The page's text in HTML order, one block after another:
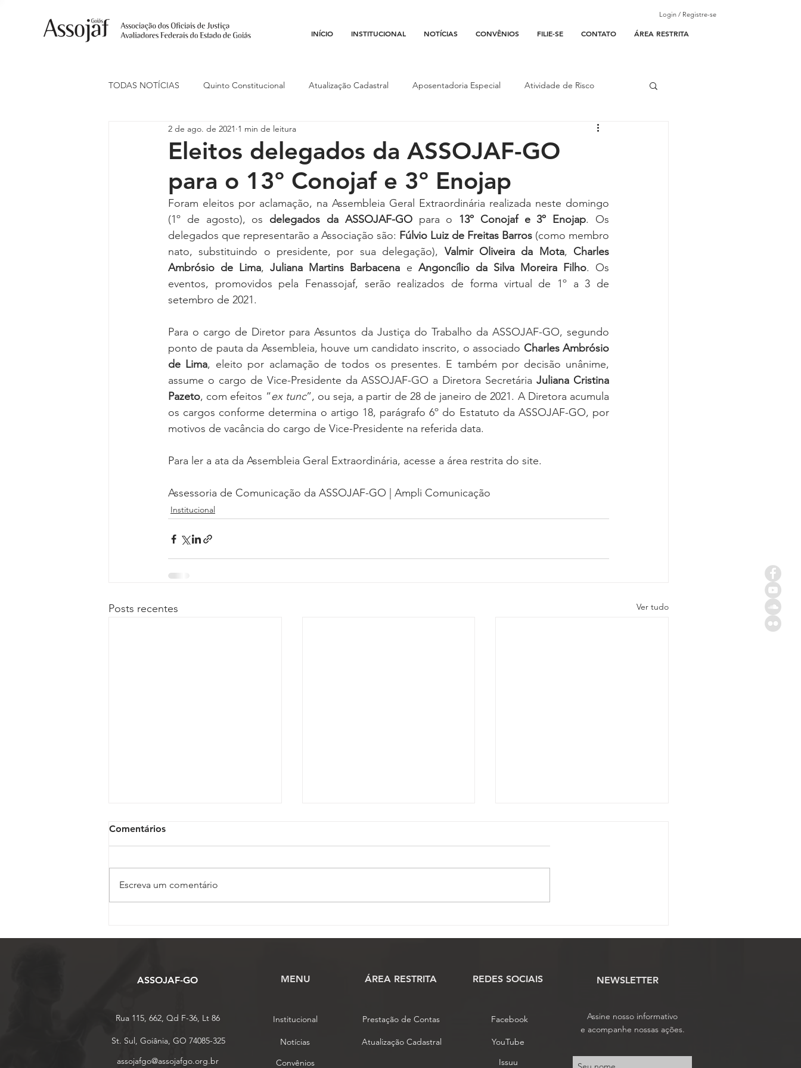
INÍCIO INSTITUCIONAL NOTÍCIAS CONVÊNIOS FILIE-SE CONTATO ÁREA RESTRITA
Login / Registre-se
TODAS NOTÍCIAS Quinto Constitucional Atualização Cadastral Aposentadoria Especial Atividade de Risco
Ações Judiciais Carreira Conojaf
Indenização de Transporte Isenção Fiscal Justiça do Trabalho Justiça Federal
Livre Estacionamento Nacional Porte de Arma Pleitos da Assojaf-GO
Categoria sem título
Eleitos delegados da ASSOJAF-GO
para o 13º Conojaf e 3º Enojap
2 de ago. de 2021 1 min de leitura
Foram eleitos por aclamação, na Assembleia Geral Extraordinária realizada neste domingo
(1º de agosto), os delegados da ASSOJAF-GO para o 13º Conojaf e 3º Enojap. Os
delegados que representarão a Associação são: Fúlvio Luiz de Freitas Barros (como membro
nato, substituindo o presidente, por sua delegação), Valmir Oliveira da Mota, Charles
Ambrósio de Lima, Juliana Martins Barbacena e Angoncílio da Silva Moreira Filho. Os
eventos, promovidos pela Fenassojaf, serão realizados de forma virtual de 1º a 3 de
setembro de 2021.
Para o cargo de Diretor para Assuntos da Justiça do Trabalho da ASSOJAF-GO, segundo
ponto de pauta da Assembleia, houve um candidato inscrito, o associado Charles Ambrósio
de Lima, eleito por aclamação de todos os presentes. E também por decisão unânime,
assume o cargo de Vice-Presidente da ASSOJAF-GO a Diretora Secretária Juliana Cristina
Pazeto, com efeitos “ex tunc”, ou seja, a partir de 28 de janeiro de 2021. A Diretora acumula
os cargos conforme determina o artigo 18, parágrafo 6º do Estatuto da ASSOJAF-GO, por
motivos de vacância do cargo de Vice-Presidente na referida data.
Para ler a ata da Assembleia Geral Extraordinária, acesse a área restrita do site.
Assessoria de Comunicação da ASSOJAF-GO | Ampli Comunicação
Institucional
Posts recentes Ver tudo
anos de uma trajetória
GO aprova contas da
Assembleia Geral Ordinária
Comentários
Escreva um comentário
ASSOJAF-GO MENU ​ÁREA RESTRITA REDES SOCIAIS NEWSLETTER
Rua 115, 662, Qd F-36, Lt 86
St. Sul, Goiânia, GO 74085-325
assojafgo@assojafgo.org.br
Institucional
Notícias
Prestação de Contas
Atualização Cadastral
Convênios
Facebook
YouTube
Issuu
Assine nosso informativo
e acompanhe nossas ações.